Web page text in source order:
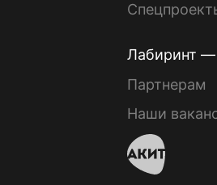
Лабиринт —
Партнерам
Наши